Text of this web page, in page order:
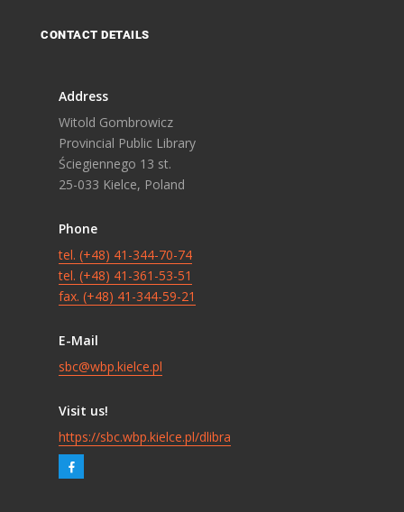
CONTACT DETAILS
Address
Witold Gombrowicz
Provincial Public Library
Ściegiennego 13 st.
25-033 Kielce, Poland
Phone
tel. (+48) 41-344-70-74
tel. (+48) 41-361-53-51
fax. (+48) 41-344-59-21
E-Mail
sbc@wbp.kielce.pl
Visit us!
https://sbc.wbp.kielce.pl/dlibra